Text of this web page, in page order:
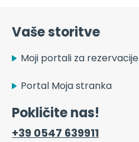
Vaše storitve
Moji portali za rezervacije
Portal Moja stranka
Pokličite nas!
+39 0547 639911